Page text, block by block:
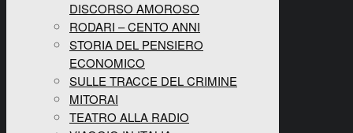
DISCORSO AMOROSO
RODARI – CENTO ANNI
STORIA DEL PENSIERO
ECONOMICO
SULLE TRACCE DEL CRIMINE
MITORAI
TEATRO ALLA RADIO